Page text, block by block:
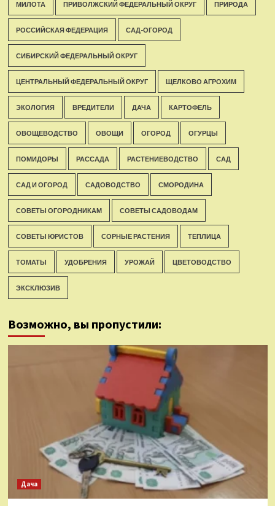
МИЛОТА ПРИВОЛЖСКИЙ ФЕДЕРАЛЬНЫЙ ОКРУГ ПРИРОДА
РОССИЙСКАЯ ФЕДЕРАЦИЯ САД-ОГОРОД
СИБИРСКИЙ ФЕДЕРАЛЬНЫЙ ОКРУГ
ЦЕНТРАЛЬНЫЙ ФЕДЕРАЛЬНЫЙ ОКРУГ ЩЕЛКОВО АГРОХИМ
ЭКОЛОГИЯ ВРЕДИТЕЛИ ДАЧА КАРТОФЕЛЬ
ОВОЩЕВОДСТВО ОВОЩИ ОГОРОД ОГУРЦЫ
ПОМИДОРЫ РАССАДА РАСТЕНИЕВОДСТВО САД
САД И ОГОРОД САДОВОДСТВО СМОРОДИНА
СОВЕТЫ ОГОРОДНИКАМ СОВЕТЫ САДОВОДАМ
СОВЕТЫ ЮРИСТОВ СОРНЫЕ РАСТЕНИЯ ТЕПЛИЦА
ТОМАТЫ УДОБРЕНИЯ УРОЖАЙ ЦВЕТОВОДСТВО
ЭКСКЛЮЗИВ
Возможно, вы пропустили:
Дача